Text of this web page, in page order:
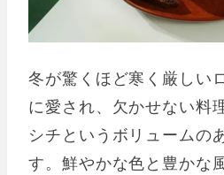
冬が驚くほど寒く厳しい
に愛され、欠かせない料
シチというボリュームの
す。鮮やかな色と豊かな